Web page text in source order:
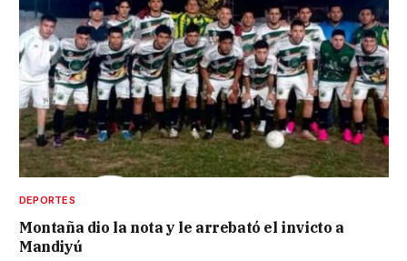
DEPORTES
Montaña dio la nota y le arrebató el invicto a
Mandiyú